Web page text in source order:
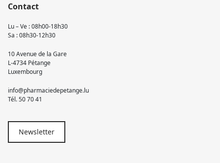
Contact
Lu – Ve : 08h00-18h30
Sa : 08h30-12h30
10 Avenue de la Gare
L-4734 Pétange
Luxembourg
info@pharmaciedepetange.lu
Tél.50 70 41
Newsletter